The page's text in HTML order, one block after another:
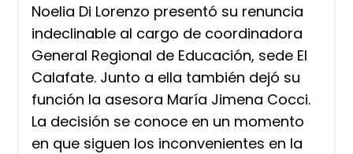
Noelia Di Lorenzo presentó su renuncia
indeclinable al cargo de coordinadora
General Regional de Educación, sede El
Calafate. Junto a ella también dejó su
función la asesora María Jimena Cocci.
La decisión se conoce en un momento
en que siguen los inconvenientes en la